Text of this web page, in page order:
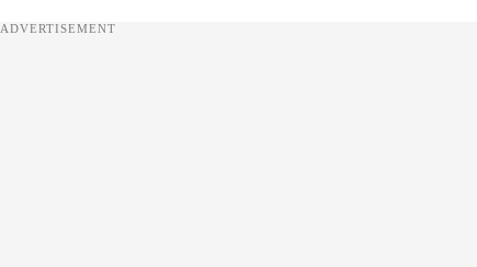
ADVERTISEMENT